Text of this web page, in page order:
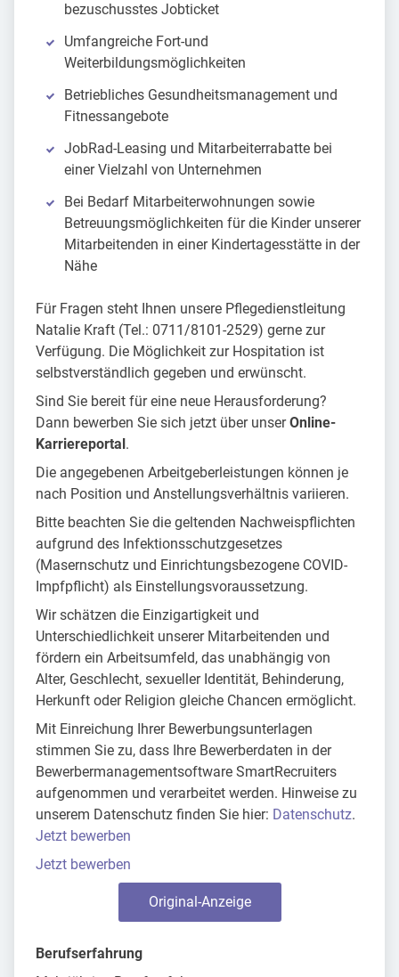
bezuschusstes Jobticket
Umfangreiche Fort-und
Weiterbildungsmöglichkeiten
Betriebliches Gesundheitsmanagement und
Fitnessangebote
JobRad-Leasing und Mitarbeiterrabatte bei
einer Vielzahl von Unternehmen
Bei Bedarf Mitarbeiterwohnungen sowie
Betreuungsmöglichkeiten für die Kinder unserer
Mitarbeitenden in einer Kindertagesstätte in der
Nähe
Für Fragen steht Ihnen unsere Pflegedienstleitung
Natalie Kraft (Tel.: 0711/8101-2529) gerne zur
Verfügung. Die Möglichkeit zur Hospitation ist
selbstverständlich gegeben und erwünscht.
Sind Sie bereit für eine neue Herausforderung?
Dann bewerben Sie sich jetzt über unserOnline-
Karriereportal.
Die angegebenen Arbeitgeberleistungen können je
nach Position und Anstellungsverhältnis variieren.
Bitte beachten Sie die geltenden Nachweispflichten
aufgrund des Infektionsschutzgesetzes
(Masernschutz und Einrichtungsbezogene COVID-
Impfpflicht) als Einstellungsvoraussetzung.
Wir schätzen die Einzigartigkeit und
Unterschiedlichkeit unserer Mitarbeitenden und
fördern ein Arbeitsumfeld, das unabhängig von
Alter, Geschlecht, sexueller Identität, Behinderung,
Herkunft oder Religion gleiche Chancen ermöglicht.
Mit Einreichung Ihrer Bewerbungsunterlagen
stimmen Sie zu, dass Ihre Bewerberdaten in der
Bewerbermanagementsoftware SmartRecruiters
aufgenommen und verarbeitet werden. Hinweise zu
unserem Datenschutz finden Sie hier: Datenschutz.
Jetzt bewerben
Jetzt bewerben
Original-Anzeige
Berufserfahrung